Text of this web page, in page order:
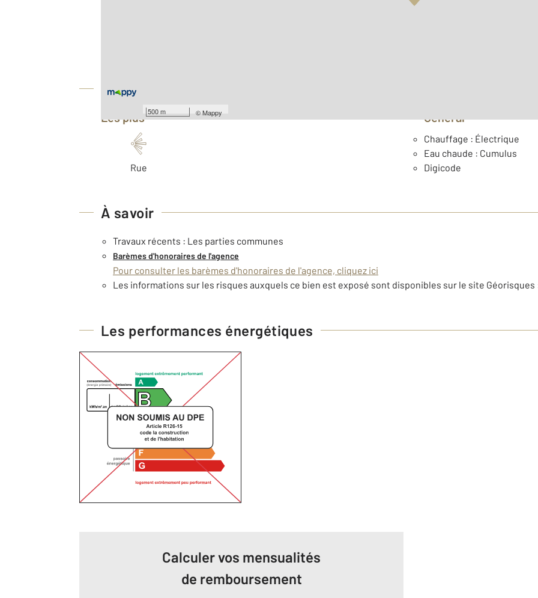
500 m ©Mappy
Équipements
Les plus
Rue
Général
Chauffage : Électrique
Eau chaude : Cumulus
Digicode
À savoir
Travaux récents : Les parties communes
Barèmes d'honoraires de l'agence
Pour consulter les barèmes d'honoraires de l'agence, cliquez ici
Les informations sur les risques auxquels ce bien est exposé sont disponibles sur le site
Les performances énergétiques
Calculer vos mensualités
de remboursement